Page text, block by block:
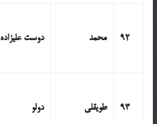
92 محمد دوست علیزاده
93 طویقلی دولو